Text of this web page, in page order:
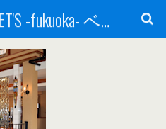
BABYFACE PLANET'S -fukuoka- ベビーフェイスプラネッツ 福岡(ベビフェ福岡)